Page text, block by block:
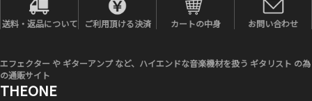
送料・返品について ご利用頂ける決済 カートの中身 お問い合わせ
エフェクター や ギターアンプ など、ハイエンドな音楽機材を扱う ギタリスト の為
の通販サイト
THEONE